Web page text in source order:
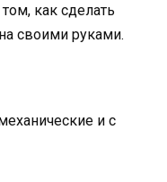
как сделать
своими руками.
и с